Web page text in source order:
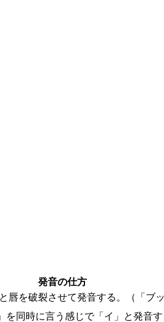
発音の仕方
唇を破裂させて発音する。（「ブ
同時に言う感じで「イ」と発音す